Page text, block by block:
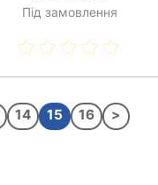
Під замовлення
14 15 16 >